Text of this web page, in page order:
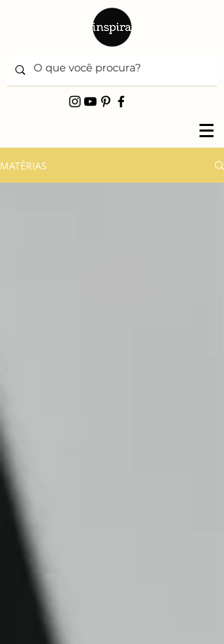
MATÉRIAS